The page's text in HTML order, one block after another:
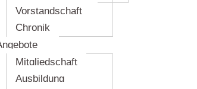
Vorstandschaft
Chronik
Mitgliedschaft
Ausbildung